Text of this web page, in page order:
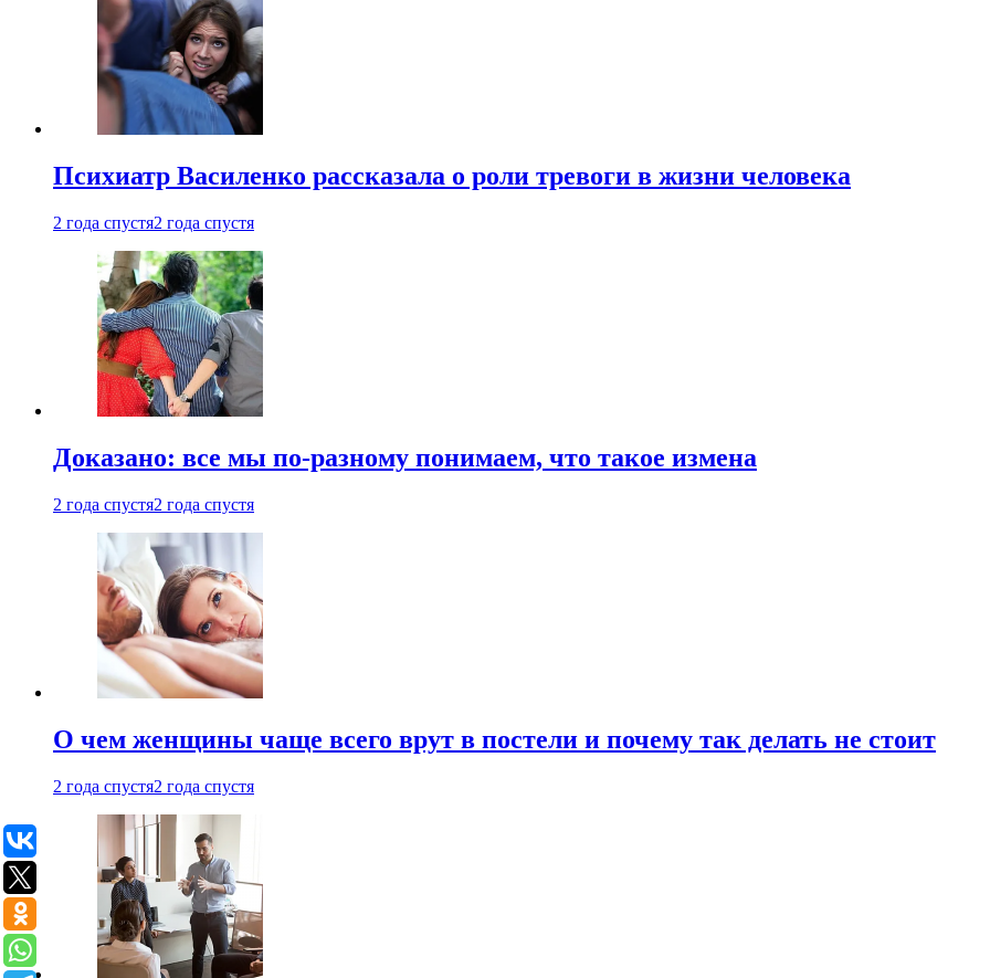
Психиатр Василенко рассказала о роли тревоги в жизни человека
2 года спустя2 года спустя
Доказано: все мы по-разному понимаем, что такое измена
2 года спустя2 года спустя
О чем женщины чаще всего врут в постели и почему так делать не стоит
2 года спустя2 года спустя